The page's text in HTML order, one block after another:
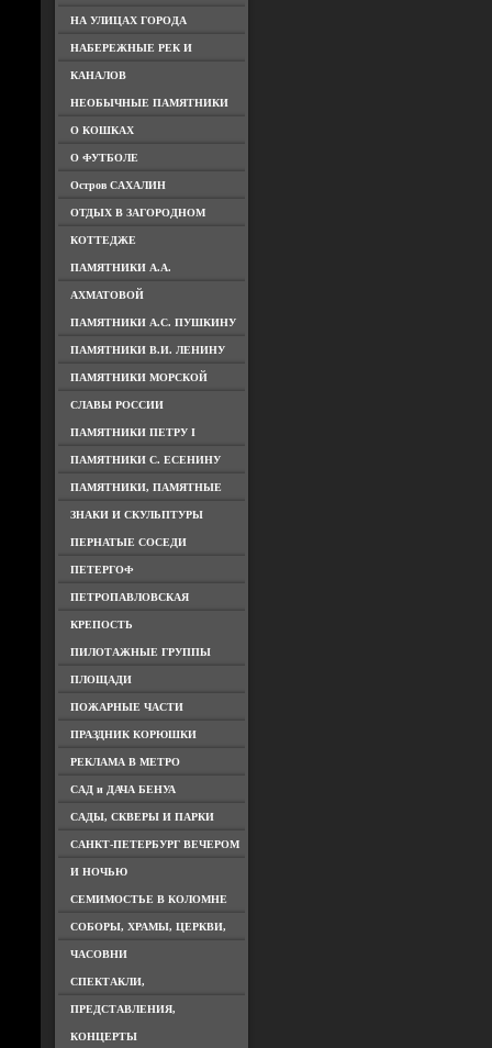
НА УЛИЦАХ ГОРОДА
НАБЕРЕЖНЫЕ РЕК И
КАНАЛОВ
НЕОБЫЧНЫЕ ПАМЯТНИКИ
О КОШКАХ
О ФУТБОЛЕ
Остров САХАЛИН
ОТДЫХ В ЗАГОРОДНОМ
КОТТЕДЖЕ
ПАМЯТНИКИ А.А.
АХМАТОВОЙ
ПАМЯТНИКИ А.С. ПУШКИНУ
ПАМЯТНИКИ В.И. ЛЕНИНУ
ПАМЯТНИКИ МОРСКОЙ
СЛАВЫ РОССИИ
ПАМЯТНИКИ ПЕТРУ I
ПАМЯТНИКИ С. ЕСЕНИНУ
ПАМЯТНИКИ, ПАМЯТНЫЕ
ЗНАКИ И СКУЛЬПТУРЫ
ПЕРНАТЫЕ СОСЕДИ
ПЕТЕРГОФ
ПЕТРОПАВЛОВСКАЯ
КРЕПОСТЬ
ПИЛОТАЖНЫЕ ГРУППЫ
ПЛОЩАДИ
ПОЖАРНЫЕ ЧАСТИ
ПРАЗДНИК КОРЮШКИ
РЕКЛАМА В МЕТРО
САД и ДАЧА БЕНУА
САДЫ, СКВЕРЫ И ПАРКИ
САНКТ-ПЕТЕРБУРГ ВЕЧЕРОМ
И НОЧЬЮ
СЕМИМОСТЬЕ В КОЛОМНЕ
СОБОРЫ, ХРАМЫ, ЦЕРКВИ,
ЧАСОВНИ
СПЕКТАКЛИ,
ПРЕДСТАВЛЕНИЯ,
КОНЦЕРТЫ